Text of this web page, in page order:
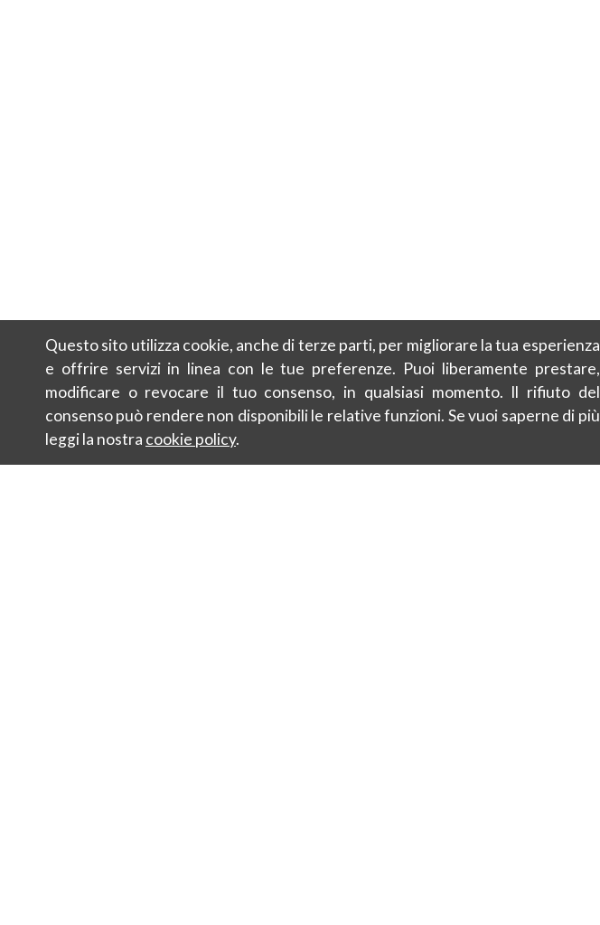
Questo sito utilizza cookie, anche di terze parti, per migliorare la tua esperienza
e offrire servizi in linea con le tue preferenze. Puoi liberamente prestare,
modificare o revocare il tuo consenso, in qualsiasi momento. Il rifiuto del
consenso può rendere non disponibili le relative funzioni. Se vuoi saperne di più
leggi la nostra cookie policy.